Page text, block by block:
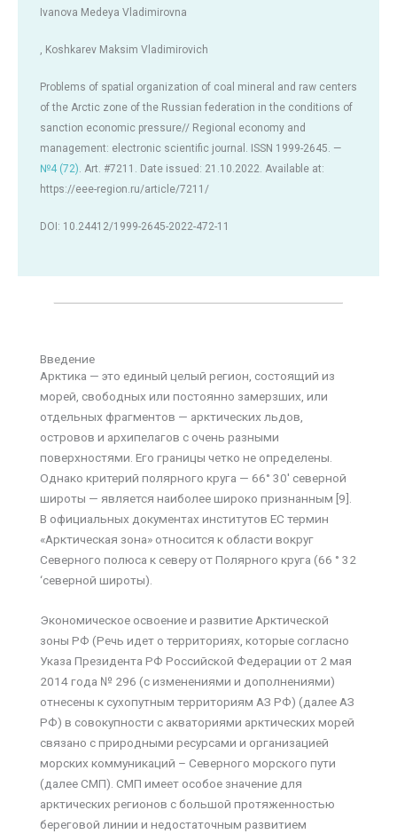
Ivanova Medeya Vladimirovna
, Koshkarev Maksim Vladimirovich
Problems of spatial organization of coal mineral and raw centers
of the Arctic zone of the Russian federation in the conditions of
sanction economic pressure// Regional economy and
management: electronic scientific journal. ISSN 1999-2645. —
№4 (72). Art. #7211. Date issued: 21.10.2022. Available at:
https://eee-region.ru/article/7211/
DOI: 10.24412/1999-2645-2022-472-11
Введение
Арктика — это единый целый регион, состоящий из
морей, свободных или постоянно замерзших, или
отдельных фрагментов — арктических льдов,
островов и архипелагов с очень разными
поверхностями. Его границы четко не определены.
Однако критерий полярного круга — 66° 30′ северной
широты — является наиболее широко признанным [9].
В официальных документах институтов ЕС термин
«Арктическая зона» относится к области вокруг
Северного полюса к северу от Полярного круга (66 ° 32
‘северной широты).
Экономическое освоение и развитие Арктической
зоны РФ (Речь идет о территориях, которые согласно
Указа Президента РФ Российской Федерации от 2 мая
2014 года № 296 (с изменениями и дополнениями)
отнесены к сухопутным территориям АЗ РФ) (далее АЗ
РФ) в совокупности с акваториями арктических морей
связано с природными ресурсами и организацией
морских коммуникаций – Северного морского пути
(далее СМП). СМП имеет особое значение для
арктических регионов с большой протяженностью
береговой линии и недостаточным развитием